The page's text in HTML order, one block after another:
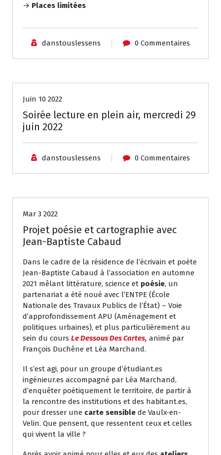
→ Places limitées
danstouslessens 0 Commentaires
Juin 10 2022
Soirée lecture en plein air, mercredi 29
juin 2022
danstouslessens 0 Commentaires
Mar 3 2022
Projet poésie et cartographie avec
Jean-Baptiste Cabaud
Dans le cadre de la résidence de l’écrivain et poète
Jean-Baptiste Cabaud à l’association en automne
2021 mêlant littérature, science et poésie, un
partenariat a été noué avec l’ENTPE (École
Nationale des Travaux Publics de l’État) – Voie
d’approfondissement APU (Aménagement et
politiques urbaines), et plus particulièrement au
sein du cours Le Dessous Des Cartes, animé par
François Duchêne et Léa Marchand.
Il s’est agi, pour un groupe d’étudiant.es
ingénieur.es accompagné par Léa Marchand,
d’enquêter poétiquement le territoire, de partir à
la rencontre des institutions et des habitant.es,
pour dresser une carte sensible de Vaulx-en-
Velin. Que pensent, que ressentent ceux et celles
qui vivent la ville ?